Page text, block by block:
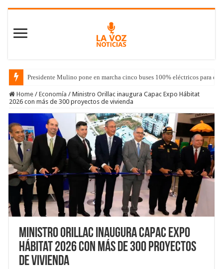
Presidente Mulino pone en marcha cinco buses 100% eléctricos para el
Home / Economía / Ministro Orillac inaugura Capac Expo Hábitat
2026 con más de 300 proyectos de vivienda
Ministro Orillac inaugura Capac Expo
Hábitat 2026 con más de 300 proyectos
de vivienda